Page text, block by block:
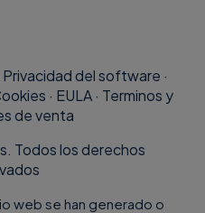
Privacidad del software ·
· EULA· Terminos y
de venta
Todos los derechos
web se han generado o